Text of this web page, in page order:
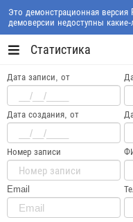
Это демонстрационная
демоверсии недоступны
Статистика
Дата записи, от
Дата создания, от
Номер записи
Email